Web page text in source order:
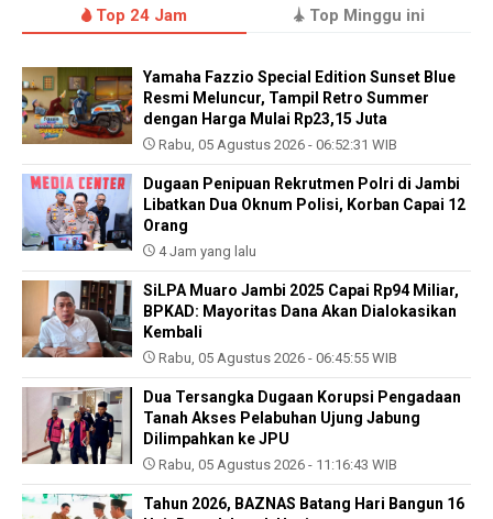
Top 24 Jam Top Minggu ini
Yamaha Fazzio Special Edition Sunset Blue
Resmi Meluncur, Tampil Retro Summer
dengan Harga Mulai Rp23,15 Juta
Rabu, 05 Agustus 2026 - 06:52:31 WIB
Dugaan Penipuan Rekrutmen Polri di Jambi
Libatkan Dua Oknum Polisi, Korban Capai 12
Orang
4 Jam yang lalu
SiLPA Muaro Jambi 2025 Capai Rp94 Miliar,
BPKAD: Mayoritas Dana Akan Dialokasikan
Kembali
Rabu, 05 Agustus 2026 - 06:45:55 WIB
Dua Tersangka Dugaan Korupsi Pengadaan
Tanah Akses Pelabuhan Ujung Jabung
Dilimpahkan ke JPU
Rabu, 05 Agustus 2026 - 11:16:43 WIB
Tahun 2026, BAZNAS Batang Hari Bangun 16